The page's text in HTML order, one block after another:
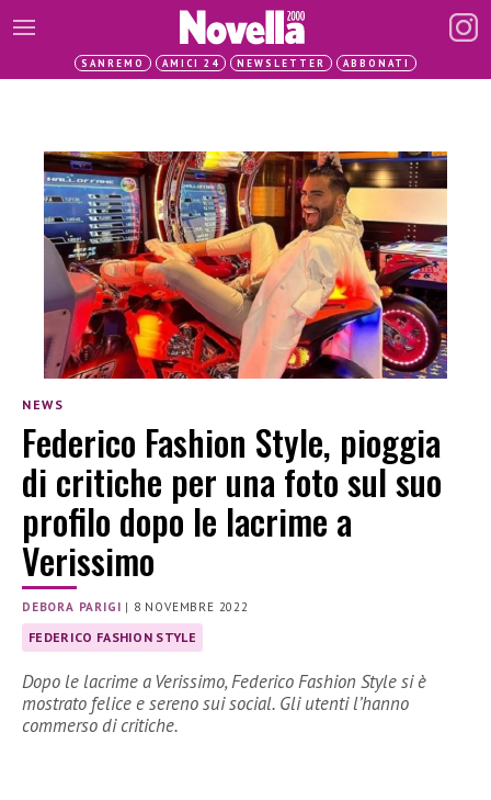
SANREMO AMICI 24 NEWSLETTER ABBONATI
NEWS
Federico Fashion Style, pioggia
di critiche per una foto sul suo
profilo dopo le lacrime a
Verissimo
DEBORA PARIGI | 8 NOVEMBRE 2022
FEDERICO FASHION STYLE
Dopo le lacrime a Verissimo, Federico Fashion Style si è
mostrato felice e sereno sui social. Gli utenti l’hanno
commerso di critiche.